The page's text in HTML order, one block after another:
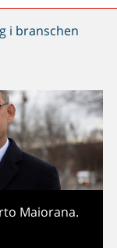
i branschen
Maiorana.